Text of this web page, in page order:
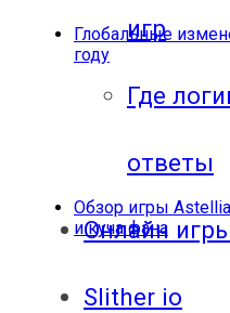
игр
Где
ответы
Онлайн
Slither io
Глобальные
году
Обзор игры
и куча фана